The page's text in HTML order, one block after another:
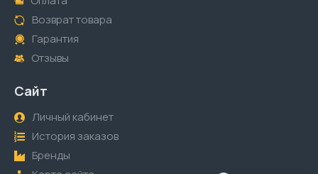
Возврат товара
Гарантия
Отзывы
Сайт
Личный кабинет
История заказов
Бренды